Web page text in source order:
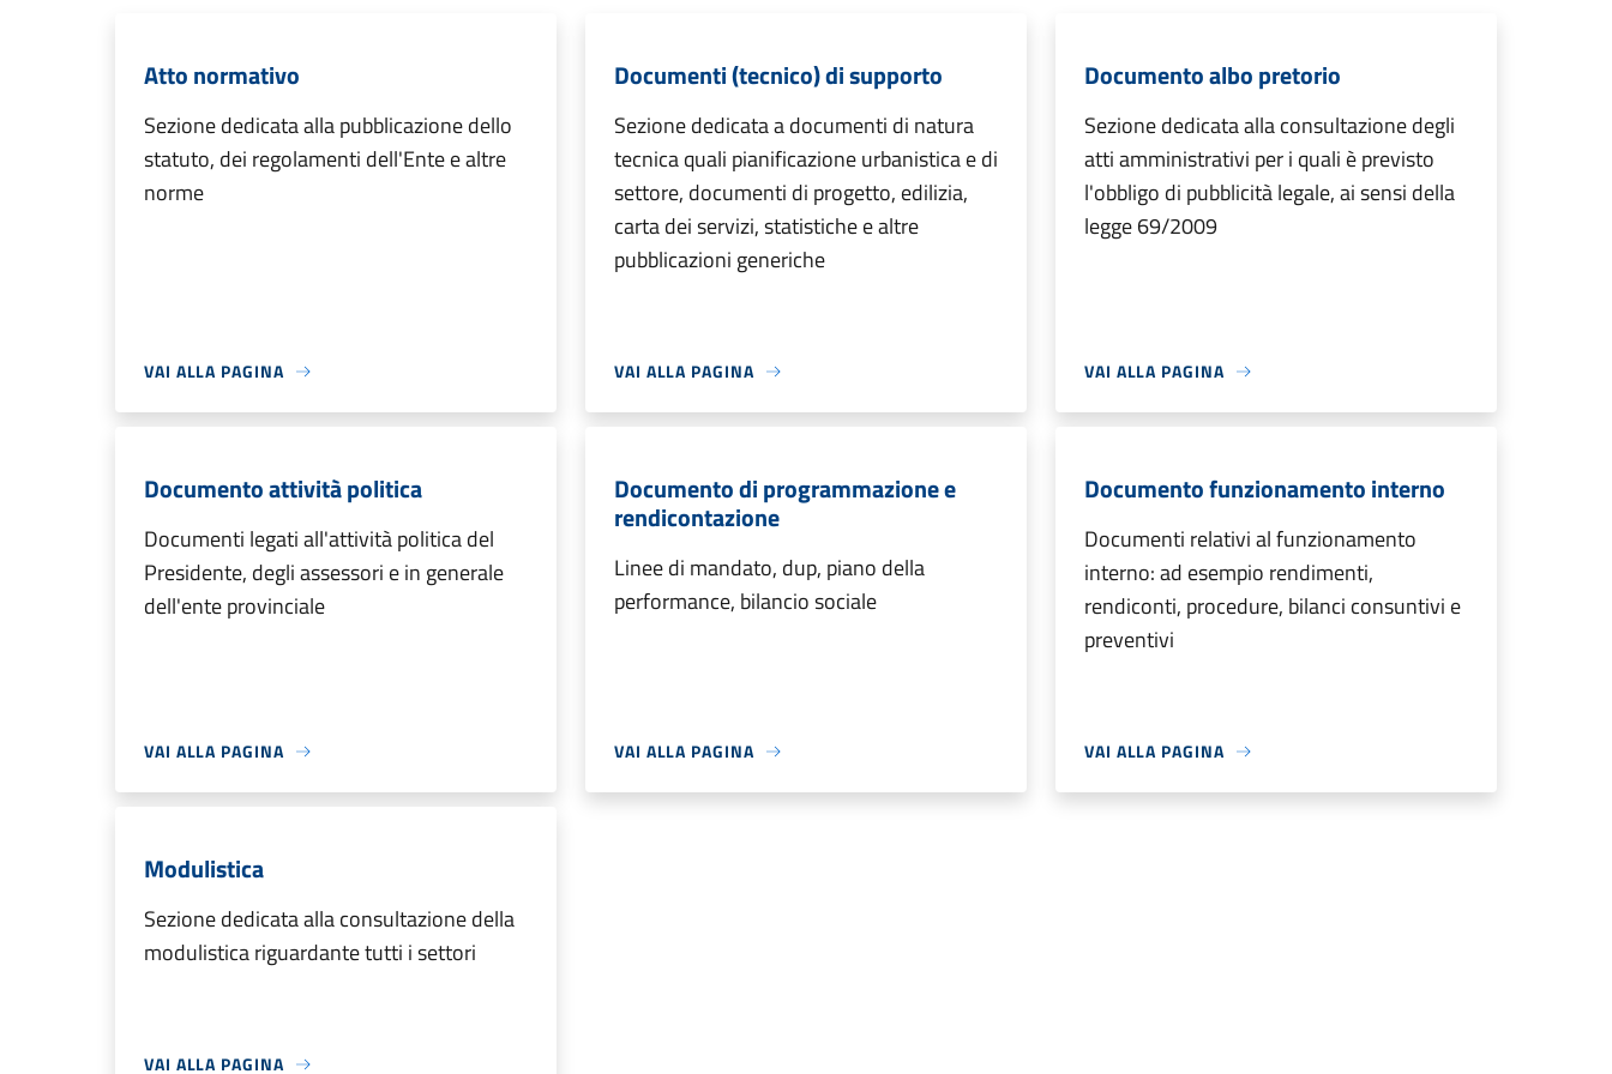
Atto normativo
Sezione dedicata alla pubblicazione dello
statuto, dei regolamenti dell'Ente e altre
norme
VAI ALLA PAGINA
Documenti (tecnico) di supporto
Sezione dedicata a documenti di natura
tecnica quali pianificazione urbanistica e di
settore, documenti di progetto, edilizia,
carta dei servizi, statistiche e altre
pubblicazioni generiche
VAI ALLA PAGINA
Documento albo pretorio
Sezione dedicata alla consultazione degli
atti amministrativi per i quali è previsto
l'obbligo di pubblicità legale, ai sensi della
legge 69/2009
VAI ALLA PAGINA
Documento attività politica
Documenti legati all'attività politica del
Presidente, degli assessori e in generale
dell'ente provinciale
VAI ALLA PAGINA
Documento di programmazione e
rendicontazione
Linee di mandato, dup, piano della
performance, bilancio sociale
VAI ALLA PAGINA
Documento funzionamento interno
Documenti relativi al funzionamento
interno: ad esempio rendimenti,
rendiconti, procedure, bilanci consuntivi e
preventivi
VAI ALLA PAGINA
Modulistica
Sezione dedicata alla consultazione della
modulistica riguardante tutti i settori
VAI ALLA PAGINA